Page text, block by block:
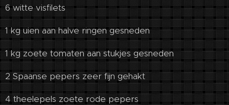
6 witte visfilets
1 kg uien aan halve ringen gesneden
1 kg zoete tomaten aan stukjes gesneden
2 Spaanse pepers zeer fijn gehakt
4 theelepels zoete rode pepers